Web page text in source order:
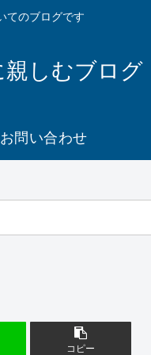
てのブログです
しむブログ
お問い合わせ
コピー